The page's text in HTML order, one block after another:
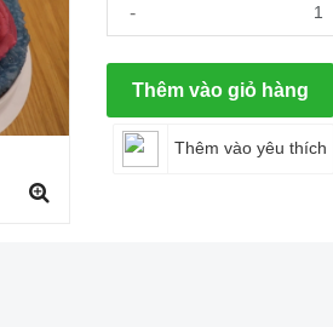
-
Thêm vào giỏ hàng
Thêm vào yêu thích